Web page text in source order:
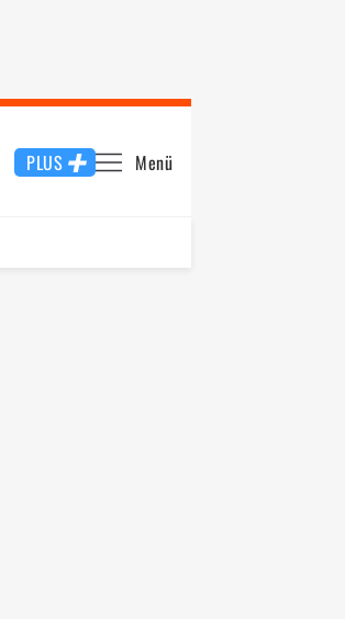
PLUS Menü